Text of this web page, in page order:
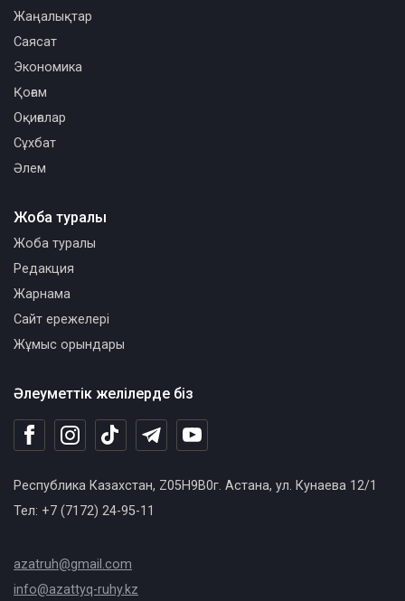
Әлеуметтік желілерде біз
Республика Казахстан, Z05H9B0г. Астана, ул. Кунаева 12/1
Тел: +7 (7172) 24-95-11
azatruh@gmail.com
info@azattyq-ruhy.kz
Жаңалықтар
Саясат
Экономика
Қоғам
Оқиғалар
Сұхбат
Әлем
Жоба туралы
Жоба туралы
Редакция
Жарнама
Сайт ережелері
Жұмыс орындары